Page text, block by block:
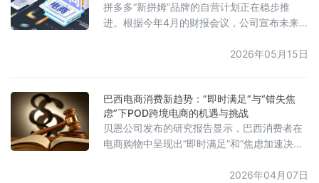
拼多多“新拼姆”品牌的自营计划正在稳步推
进。根据今年4月的财报会议，公司宣布未来
150亿元。目前已确定服装、家居及户外三个
场需求尚未饱和的品类。平台正在与羽绒服、
冲锋衣等细分类目厂商展开谈判，预计今年三
季度将正式上架销售，产品主要面向美国和欧
洲市场，暂不在国内销售，以
2026年05月15日
巴西电商消费新趋势：“即时满足”与“错失焦
虑”下POD跨境电商的机遇与挑战
贝恩公司发布的研究报告显示，巴西消费者在
电商购物中呈现出“即时满足”和“焦虑加速决
次网购的平均决策时间已从2019年的15天缩短
2026年04月07日